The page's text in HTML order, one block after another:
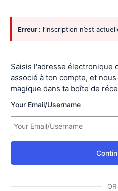
Se
connecter
Erreur : l’inscription n’est
Saisis l'adresse électronique
associé à ton compte, et
magique dans ta boîte de
Your Email/Username
OR